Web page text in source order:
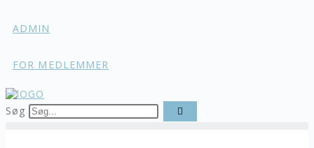
to
content
ADMIN
FOR MEDLEMMER
Søg